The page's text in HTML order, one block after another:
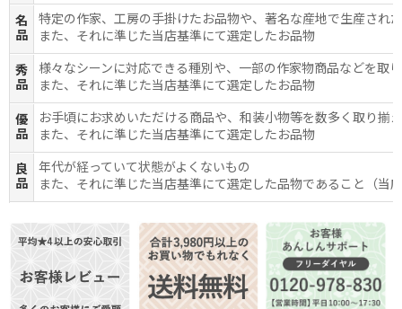
名
品
特定の作家、工房の手掛けたお品物や、著名な産地で生産され
また、それに準じた当店基準にて選定したお品物
秀
品
様々なシーンに対応できる種別や、一部の作家物商品などを取
また、それに準じた当店基準にて選定したお品物
優
品
お手頃にお求めいただける商品や、和装小物等を数多く取り揃
また、それに準じた当店基準にて選定したお品物
良
品
年代が経っていて状態がよくないもの
また、それに準じた当店基準にて選定した品物であること（当